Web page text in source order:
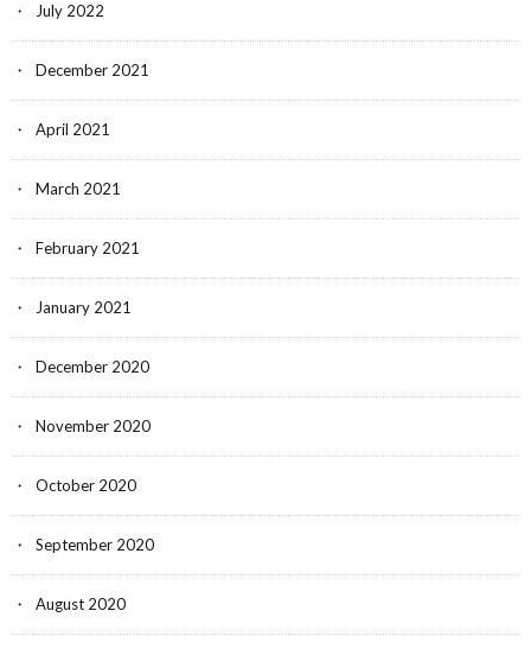
July 2022
December 2021
April 2021
March 2021
February 2021
January 2021
December 2020
November 2020
October 2020
September 2020
August 2020